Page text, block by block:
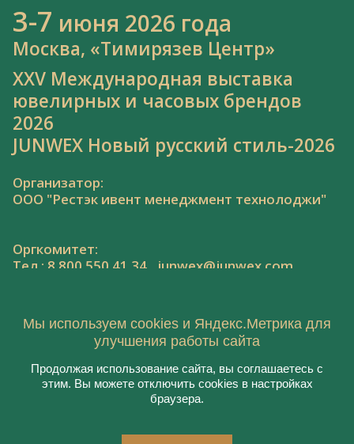
3-7 июня 2026 года
Москва, «Тимирязев Центр»
XXV Международная выставка
ювелирных и часовых брендов
2026
JUNWEX Новый русский стиль-2026
Организатор:
ООО "Рестэк ивент менеджмент технолоджи"
Оргкомитет:
Тел.: 8 800 550 41 34, junwex@junwex.com
© 2020, ООО "Рестэк ивент менеджмент
технолоджи"
Пользовательское соглашение
Мы используем cookies и Яндекс.Метрика для
улучшения работы сайта
Продолжая использование сайта, вы соглашаетесь с
этим. Вы можете отключить cookies в настройках
браузера.